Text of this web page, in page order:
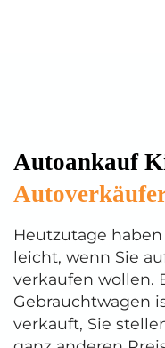
Autoankauf
Heutzutage
leicht, wenn Sie
verkaufen wollen.
Gebrauchtwagen
verkauft, Sie